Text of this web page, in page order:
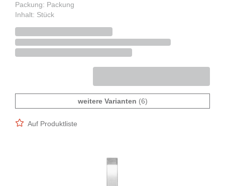
Packung: Packung
Inhalt: Stück
weitere Varianten (6)
Auf Produktliste